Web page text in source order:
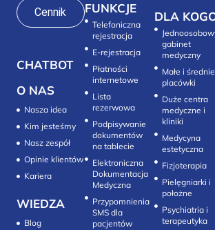
Cennik
CHATBOT
O NAS
Nasza idea
Kim jesteśmy
Nasz zespół
Opinie klientów
Kariera
WIEDZA
Blog
FUNKCJE
Telefoniczna
rejestracja
E-rejestracja
Płatności
internetowe
Lista
rezerwowa
Podpisywanie
dokumentów
na tablecie
Elektroniczna
Dokumentacja
Medyczna
Przypomnienia
SMS dla
pacjentów
DLA
gabinet
medyczny
Małe i średnie
placówki
Duże centra
medyczne i
kliniki
Medycyna
estetyczna
Fizjoterapia
Pielęgniarki i
położne
Psychiatria i
terapeutyka